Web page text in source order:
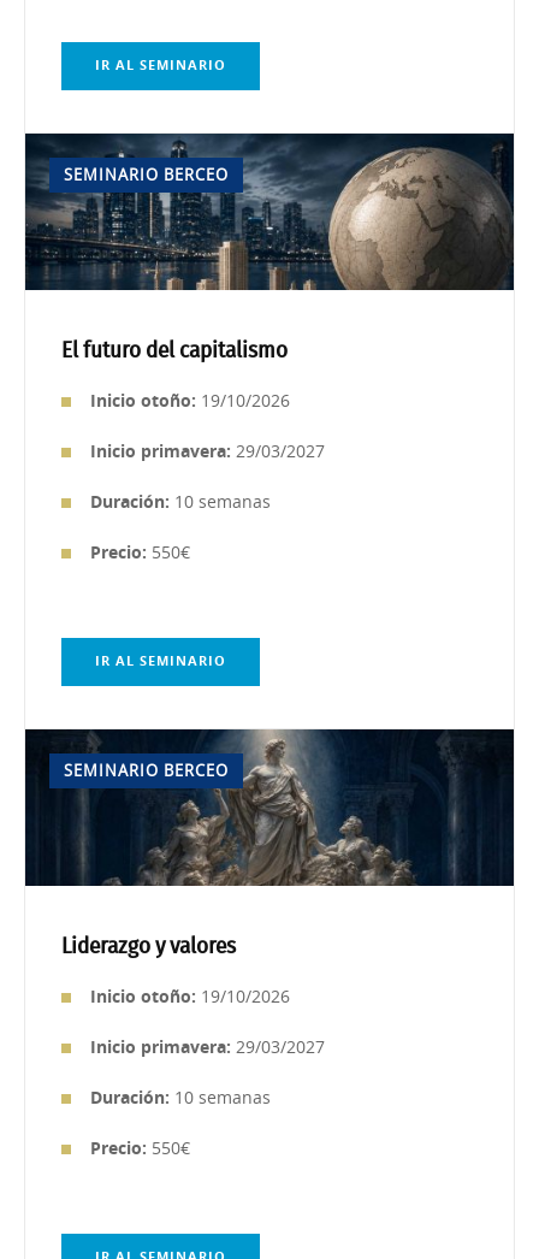
IR AL SEMINARIO
SEMINARIO BERCEO
El futuro del capitalismo
Inicio otoño: 19/10/2026
Inicio primavera: 29/03/2027
Duración: 10 semanas
Precio: 550€
IR AL SEMINARIO
SEMINARIO BERCEO
Liderazgo y valores
Inicio otoño: 19/10/2026
Inicio primavera: 29/03/2027
Duración: 10 semanas
Precio: 550€